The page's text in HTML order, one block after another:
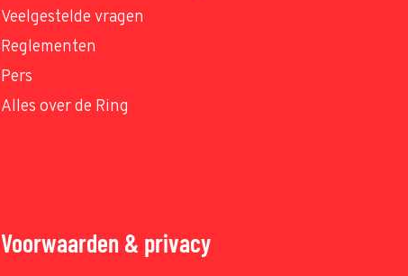
Veelgestelde vragen
Reglementen
Pers
Alles over de Ring
Voorwaarden & privacy